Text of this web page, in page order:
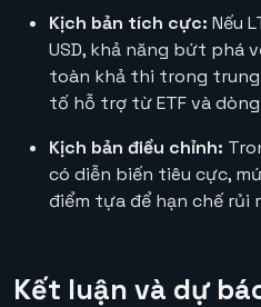
Kịch bản tích cực: Nếu
USD, khả năng bứt phá
toàn khả thi trong trung
tố hỗ trợ từ ETF và
Kịch bản điều chỉnh:
có diễn biến tiêu cực,
điểm tựa để hạn chế rủi
Kết luận và dự